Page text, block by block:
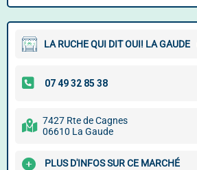
LA RUCHE QUI DIT OUI! LA GAUDE
7427 Rte de Cagnes
06610 La Gaude
PLUS D'INFOS SUR CE MARCHÉ